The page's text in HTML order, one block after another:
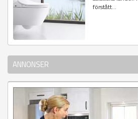
förstått...
ANNONSER